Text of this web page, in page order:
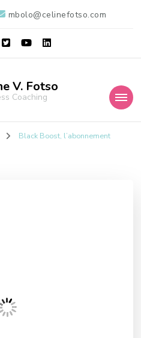
mbolo@celinefotso.com
V. Fotso
Coaching
Black Boost, l’abonnement